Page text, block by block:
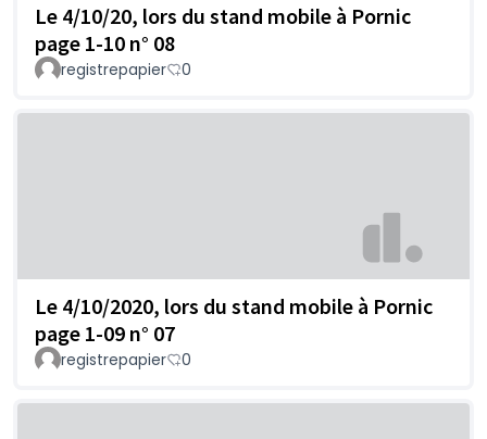
Le 4/10/20, lors du stand mobile à Pornic
page 1-10 n° 08
registrepapier 0
Le 4/10/2020, lors du stand mobile à Pornic
page 1-09 n° 07
registrepapier 0